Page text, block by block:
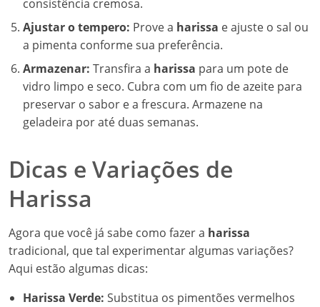
consistência cremosa.
Ajustar o tempero: Prove a harissa e ajuste o sal ou
a pimenta conforme sua preferência.
Armazenar: Transfira a harissa para um pote de
vidro limpo e seco. Cubra com um fio de azeite para
preservar o sabor e a frescura. Armazene na
geladeira por até duas semanas.
Dicas e Variações de
Harissa
Agora que você já sabe como fazer a harissa
tradicional, que tal experimentar algumas variações?
Aqui estão algumas dicas:
Harissa Verde: Substitua os pimentões vermelhos